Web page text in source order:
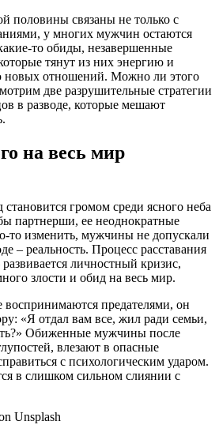
половины связаны не только с
у многих мужчин остаются
то обиды, незавершенные
тянут из них энергию и
новых отношений. Можно ли этого
две разрушительные стратегии
в разводе, которые мешают
на весь мир
громом среди ясного неба
партнерши, ее неоднократные
то изменить, мужчины не допускали
– реальность. Процесс расставания
личностный кризис,
злости и обид на весь мир.
воспринимаются предателями, он
«Я отдал вам все, жил ради семьи,
Обиженные мужчины после
влезают в опасные
с психологическим ударом.
в слишком сильном слиянии с
Unsplash